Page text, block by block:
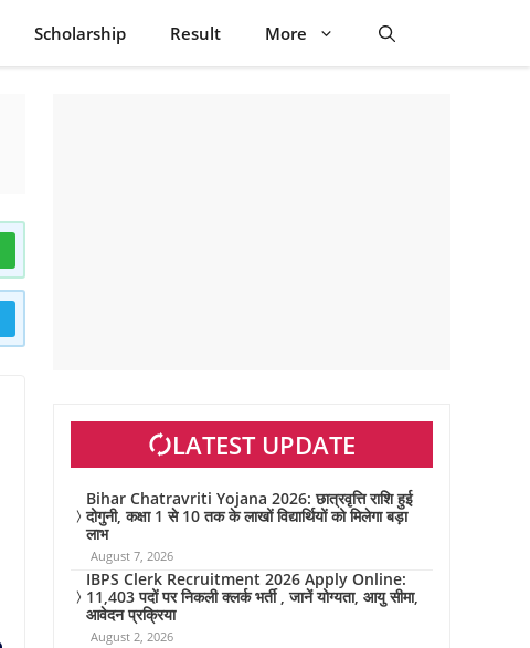
Scholarship Result More
LATEST UPDATE
Bihar Chatravriti Yojana 2026: छात्रवृत्ति राशि हुई
दोगुनी, कक्षा 1 से 10 तक के लाखों विद्यार्थियों को मिलेगा बड़ा
लाभ
August 7, 2026
IBPS Clerk Recruitment 2026 Apply Online:
11,403 पदों पर निकली क्लर्क भर्ती , जानें योग्यता, आयु सीमा,
आवेदन प्रक्रिया
August 2, 2026